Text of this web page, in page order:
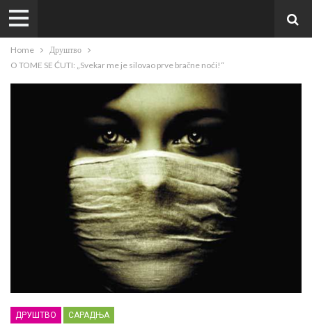
Home
Друштво
O TOME SE ĆUTI: „Svekar me je silovao prve bračne noći!“
ДРУШТВО САРАДЊА